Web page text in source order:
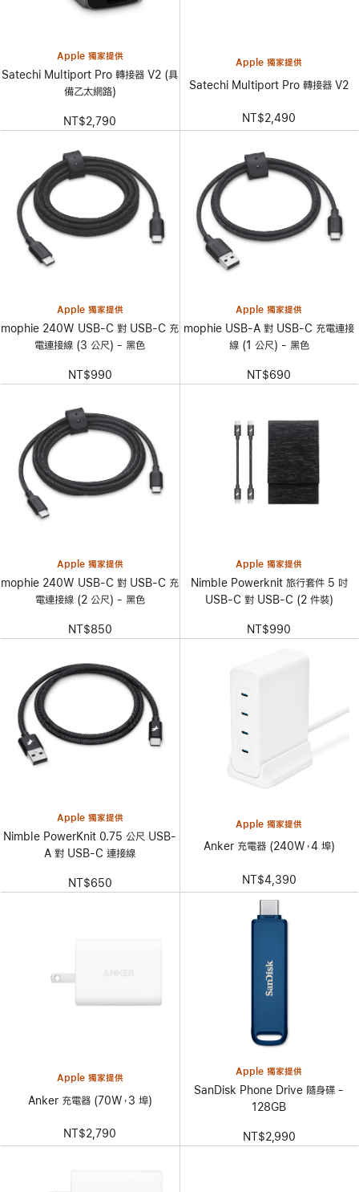
Apple 獨家提供
Satechi Multiport Pro 轉接器 V2 (具
備乙太網路)
NT$2,790
Apple 獨家提供
Satechi Multiport Pro 轉接器 V2
NT$2,490
Apple 獨家提供
mophie 240W USB-C 對 USB-C 充
電連接線 (3 公尺) - 黑色
NT$990
Apple 獨家提供
mophie USB-A 對 USB-C 充電連接
線 (1 公尺) - 黑色
NT$690
Apple 獨家提供
mophie 240W USB-C 對 USB-C 充
電連接線 (2 公尺) - 黑色
NT$850
Apple 獨家提供
Nimble Powerknit 旅行套件 5 吋
USB-C 對 USB-C (2 件裝)
NT$990
Apple 獨家提供
Nimble PowerKnit 0.75 公尺 USB-
A 對 USB-C 連接線
NT$650
Apple 獨家提供
Anker 充電器 (240W，4 埠)
NT$4,390
Apple 獨家提供
Anker 充電器 (70W，3 埠)
NT$2,790
Apple 獨家提供
SanDisk Phone Drive 隨身碟 -
128GB
NT$2,990